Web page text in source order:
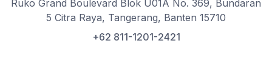
Ruko Grand Boulevard Blok U01A No. 369, Bundaran
5 Citra Raya, Tangerang, Banten 15710
+62 811-1201-2421